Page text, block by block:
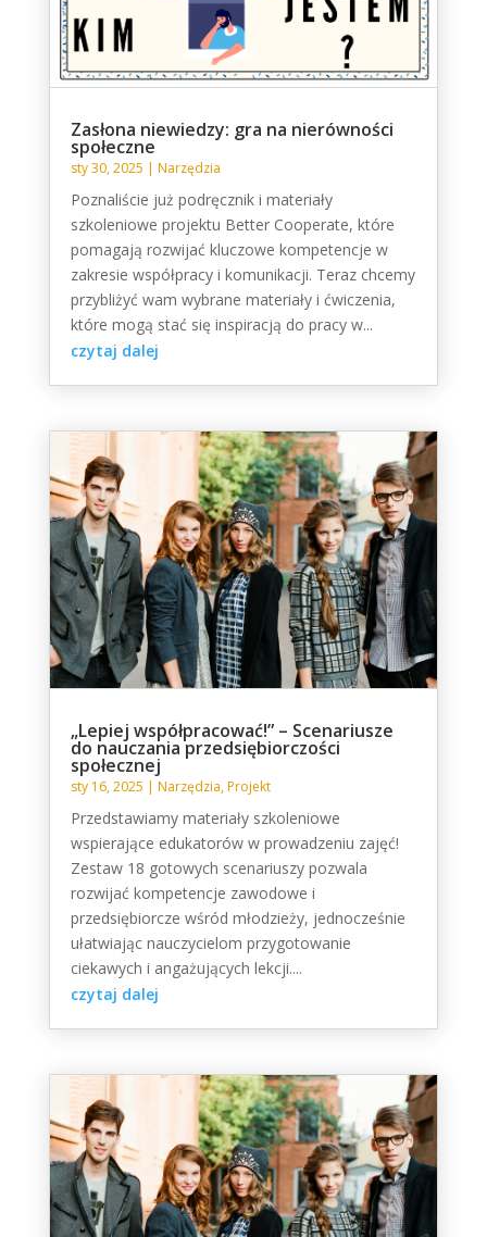
Zasłona niewiedzy: gra na nierówności
społeczne
sty 30, 2025 | Narzędzia
Poznaliście już podręcznik i materiały
szkoleniowe projektu Better Cooperate, które
pomagają rozwijać kluczowe kompetencje w
zakresie współpracy i komunikacji. Teraz chcemy
przybliżyć wam wybrane materiały i ćwiczenia,
które mogą stać się inspiracją do pracy w...
czytaj dalej
„Lepiej współpracować!” – Scenariusze
do nauczania przedsiębiorczości
społecznej
sty 16, 2025 | Narzędzia,Projekt
Przedstawiamy materiały szkoleniowe
wspierające edukatorów w prowadzeniu zajęć!
Zestaw 18 gotowych scenariuszy pozwala
rozwijać kompetencje zawodowe i
przedsiębiorcze wśród młodzieży, jednocześnie
ułatwiając nauczycielom przygotowanie
ciekawych i angażujących lekcji....
czytaj dalej